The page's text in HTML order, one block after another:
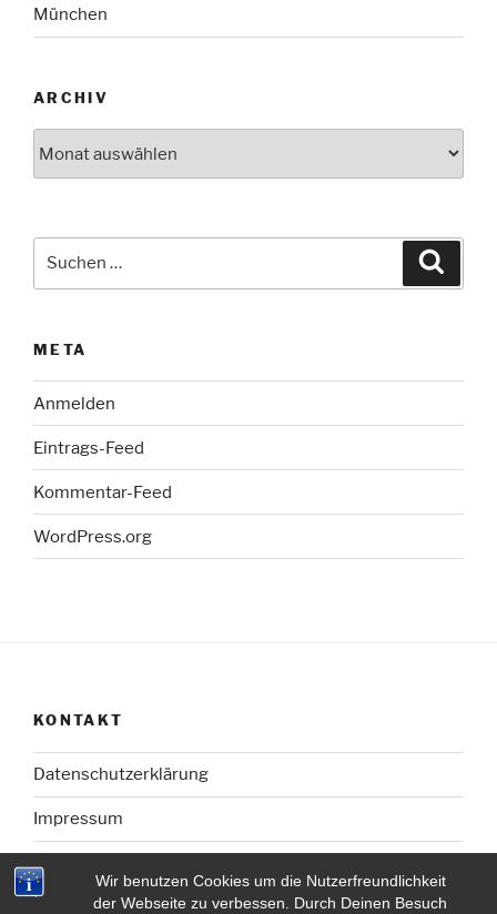
Wir benutzen Cookies um die Nutzerfreundlichkeit
der Webseite zu verbessen. Durch Deinen Besuch
München
ARCHIV
META
Anmelden
Eintrags-Feed
Kommentar-Feed
WordPress.org
KONTAKT
Datenschutzerklärung
Impressum